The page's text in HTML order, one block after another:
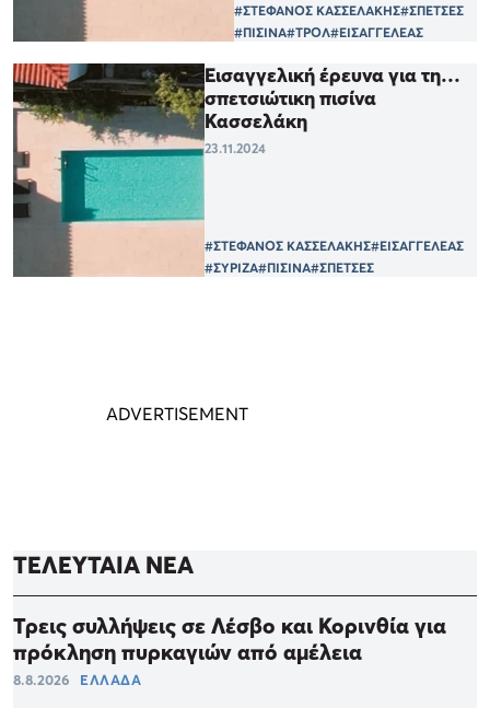
#ΣΤΕΦΑΝΟΣ ΚΑΣΣΕΛΑΚΗΣ#ΣΠΕΤΣΕΣ
#ΠΙΣΙΝΑ#ΤΡΟΛ#ΕΙΣΑΓΓΕΛΕΑΣ
Εισαγγελική έρευνα για τη…
σπετσιώτικη πισίνα
Κασσελάκη
23.11.2024
#ΣΤΕΦΑΝΟΣ ΚΑΣΣΕΛΑΚΗΣ#ΕΙΣΑΓΓΕΛΕΑΣ
#ΣΥΡΙΖΑ#ΠΙΣΙΝΑ#ΣΠΕΤΣΕΣ
ΤΕΛΕΥΤΑΙΑ ΝΕΑ
Τρεις συλλήψεις σε Λέσβο και Κορινθία για
πρόκληση πυρκαγιών από αμέλεια
8.8.2026 ΕΛΛΑΔΑ